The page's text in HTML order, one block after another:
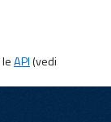
API(vedi